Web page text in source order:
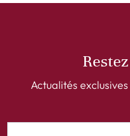
Actualités